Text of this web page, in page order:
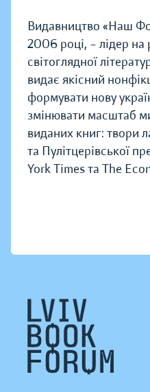
Видавництво «Наш
2006 році, – лідер на
світоглядної
видає якісний
формувати нову
змінювати масштаб
виданих книг: твори
та Пулітцерівської
York Times та The